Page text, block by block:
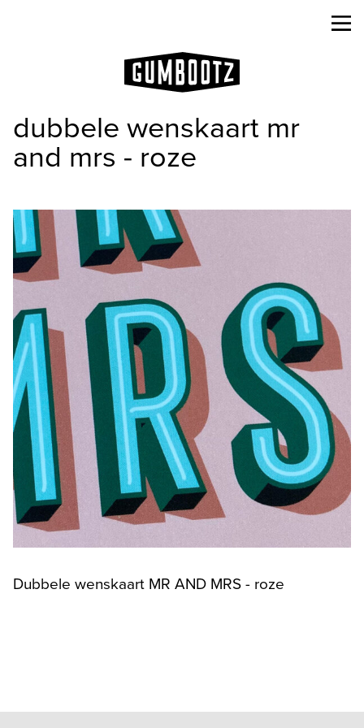
dubbele wenskaart mr
and mrs - roze
Dubbele wenskaart MR AND MRS - roze